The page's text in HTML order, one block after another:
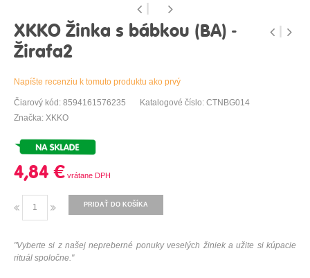
XKKO Žinka s bábkou (BA) -
Žirafa2
Napíšte recenziu k tomuto produktu ako prvý
Čiarový kód: 8594161576235
Katalogové číslo: CTNBG014
Značka: XKKO
4,84 €
PRIDAŤ DO KOŠÍKA
"Vyberte si z našej nepreberné ponukyveselých žiniek a užite si kúpacie
rituál spoločne."